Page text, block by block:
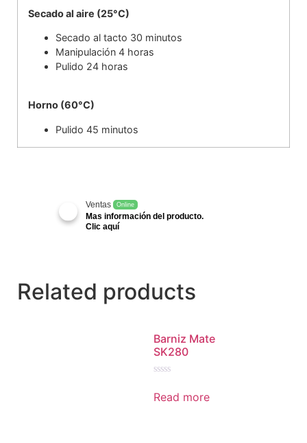
Secado al aire (25°C)
Secado al tacto 30 minutos
Manipulación 4 horas
Pulido 24 horas
Horno (60°C)
Pulido 45 minutos
Ventas Online
Mas información del producto.
Clic aquí
Related products
Barniz Mate
SK280
0
out
Read more